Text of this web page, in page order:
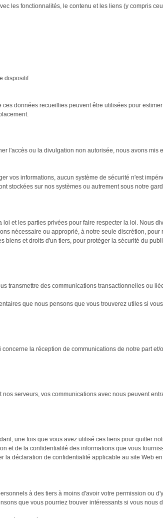
les fonctionnalités, le contenu et les liens (y compris
dispositif
données recueillies peuvent être utilisées pour estimer
l'accès ou la divulgation non autorisée, nous avons
vos informations, aucun système de sécurité n'est
stockées sur nos systèmes ou autrement sous notre
et les parties privées pour faire respecter la loi. Nous
nécessaire ou approprié, à notre seule discrétion,
et droits d'un tiers, pour protéger la sécurité du
transmettre des communications transactionnelles ou
que nous pensons que vous trouverez utiles si
la réception de communications de notre part
serveurs, vos communications avec nous peuvent
une fois que vous avez utilisé ces liens pour quitter
et de la confidentialité des informations que vous
la déclaration de confidentialité applicable au site Web
à des tiers à moins d'avoir votre permission ou
que vous pourriez trouver intéressants si vous nous